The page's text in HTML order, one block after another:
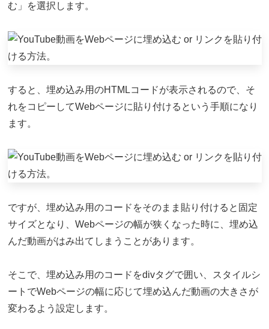
む」を選択します。
すると、埋め込み用のHTMLコードが表示されるので、そ
れをコピーしてWebページに貼り付けるという手順になり
ます。
ですが、埋め込み用のコードをそのまま貼り付けると固定
サイズとなり、Webページの幅が狭くなった時に、埋め込
んだ動画がはみ出てしまうことがあります。
そこで、埋め込み用のコードをdivタグで囲い、スタイルシ
ートでWebページの幅に応じて埋め込んだ動画の大きさが
変わるよう設定します。